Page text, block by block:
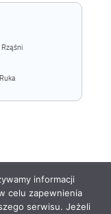
informacji
celu zapewnienia
serwisu. Jeżeli